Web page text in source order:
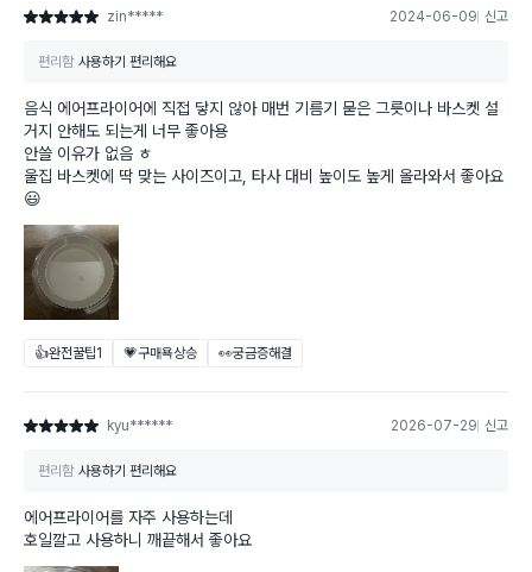
별점 5점 zin***** 2024-06-09 신고
편리함 사용하기 편리해요
음식 에어프라이어에 직접 닿지 않아 매번 기름기 묻은 그릇이나 바스켓 설
거지 안해도 되는게 너무 좋아용
안쓸 이유가 없음 ㅎ
울집 바스켓에 딱 맞는 사이즈이고, 타사 대비 높이도 높게 올라와서 좋아요
😃
👍완전꿀팁1 💗구매욕상승 👀궁금증해결
별점 5점 kyu****** 2026-07-29 신고
편리함 사용하기 편리해요
에어프라이어를 자주 사용하는데
호일깔고 사용하니 깨끝해서 좋아요